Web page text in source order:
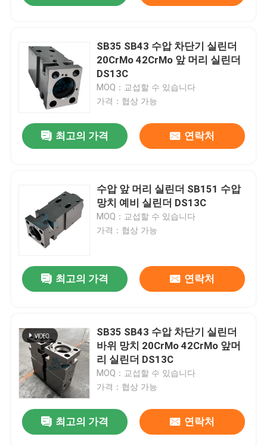
제품
VR 쇼
우리에 대하여
SB35 SB43 수압 차단기 실린더
20CrMo 42CrMo 앞 머리 실린더
DS13C
MOQ：교섭할 수 있습니다
가격：협상 가능
최고의 가격 연락처
수압 앞 머리 실린더 SB151 수압
망치 예비 실린더 DS13C
MOQ：교섭할 수 있습니다
가격：협상 가능
최고의 가격 연락처
SB35 SB43 수압 차단기 실린더
바위 망치 20CrMo 42CrMo 앞머
리 실린더 DS13C
MOQ：교섭할 수 있습니다
가격：협상 가능
최고의 가격 연락처